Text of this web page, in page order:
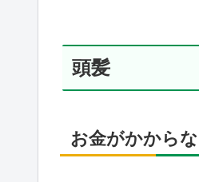
頭髪
お金がかから